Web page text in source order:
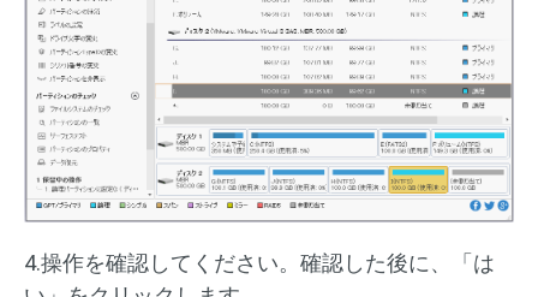
4.操作を確認してください。確認した後に、「は